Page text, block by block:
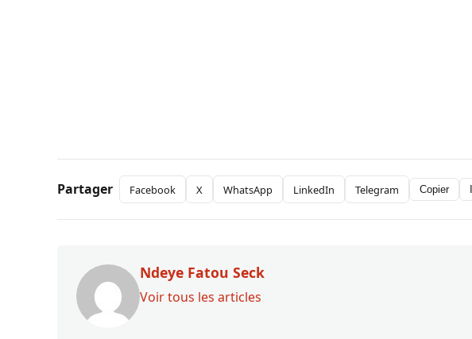
Partager Facebook X WhatsApp LinkedIn Telegram Copier
Ndeye Fatou Seck
Voir tous les articles